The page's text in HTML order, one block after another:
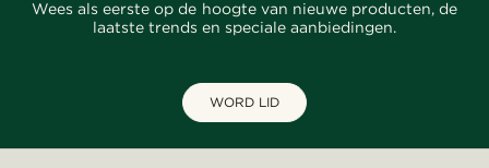
Wees als eerste op de hoogte van nieuwe producten, de
laatste trends en speciale aanbiedingen.
WORD LID